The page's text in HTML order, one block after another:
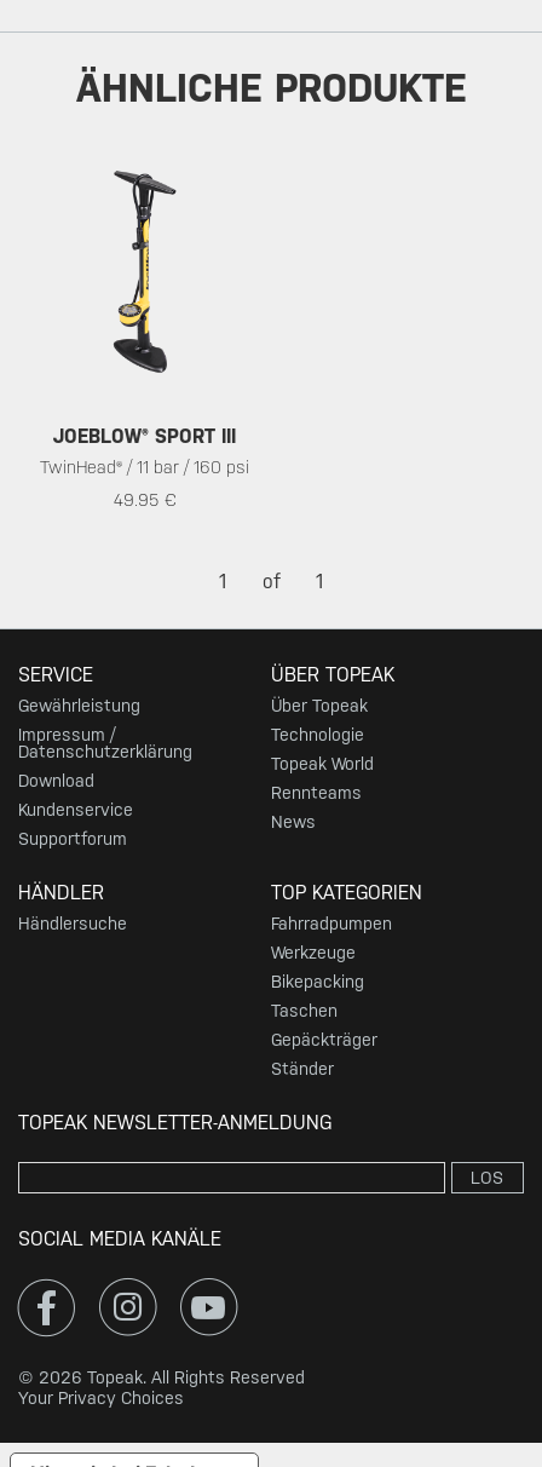
ÄHNLICHE PRODUKTE
JOEBLOW® SPORT III
TwinHead® / 11 bar / 160 psi
49.95 €
1 of 1
SERVICE
Gewährleistung
Impressum /
Datenschutzerklärung
Download
Kundenservice
Supportforum
ÜBER TOPEAK
Über Topeak
Technologie
Topeak World
Rennteams
News
HÄNDLER
Händlersuche
TOP KATEGORIEN
Fahrradpumpen
Werkzeuge
Bikepacking
Taschen
Gepäckträger
Ständer
TOPEAK NEWSLETTER-ANMELDUNG
LOS
SOCIAL MEDIA KANÄLE
© 2026 Topeak. All Rights Reserved
Your Privacy Choices